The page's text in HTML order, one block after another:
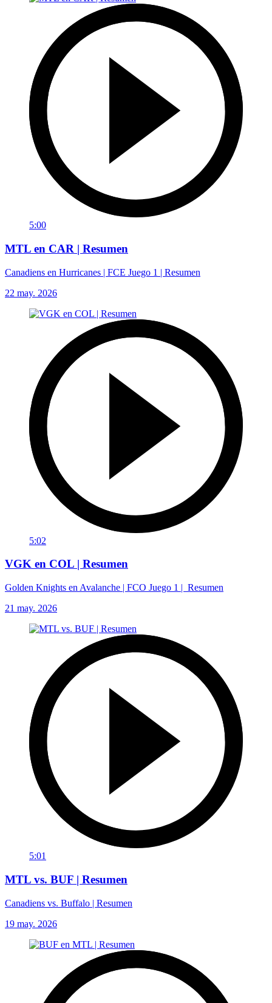
5:00
MTL en CAR | Resumen
Canadiens en Hurricanes | FCE Juego 1 | Resumen
22 may. 2026
5:02
VGK en COL | Resumen
Golden Knights en Avalanche | FCO Juego 1 | Resumen
21 may. 2026
5:01
MTL vs. BUF | Resumen
Canadiens vs. Buffalo | Resumen
19 may. 2026